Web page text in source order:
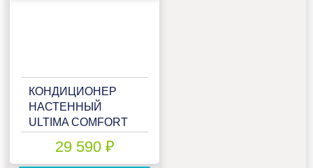
КОНДИЦИОНЕР
НАСТЕННЫЙ
ULTIMA COMFORT
29 590 ₽